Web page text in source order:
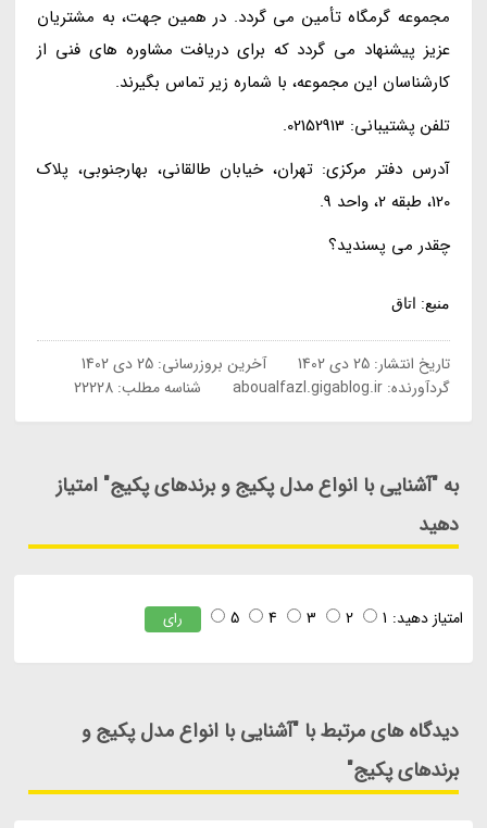
مجموعه گرمگاه تأمین می گردد. در همین جهت، به مشتریان
عزیز پیشنهاد می گردد که برای دریافت مشاوره های فنی از
کارشناسان این مجموعه، با شماره زیر تماس بگیرند.
تلفن پشتیبانی: 02152913.
آدرس دفتر مرکزی: تهران، خیابان طالقانی، بهارجنوبی، پلاک
120، طبقه 2، واحد 9.
چقدر می پسندید؟
منبع: اتاق
تاریخ انتشار:25 دی 1402 آخرین بروزرسانی:25 دی 1402
گردآورنده:aboualfazl.gigablog.ir شناسه مطلب: 22228
به "آشنایی با انواع مدل پکیج و برندهای پکیج" امتیاز
دهید
امتیاز دهید: 1
2
3
4
5 رای
دیدگاه های مرتبط با "آشنایی با انواع مدل پکیج و
برندهای پکیج"